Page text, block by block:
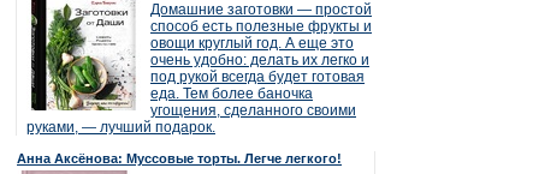
Домашние заготовки — простой
способ есть полезные фрукты и
овощи круглый год. А еще это
очень удобно: делать их легко и
под рукой всегда будет готовая
еда. Тем более баночка
угощения, сделанного своими
руками, — лучший подарок.
Анна Аксёнова: Муссовые торты. Легче легкого!